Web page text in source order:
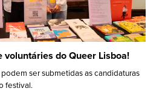
voluntáries do Queer Lisboa!
ser submetidas as candidaturas
festival.